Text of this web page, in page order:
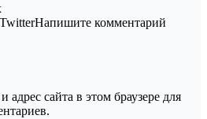
комментарий
сайта в этом браузере для